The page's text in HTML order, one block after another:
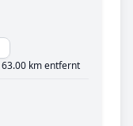
63.00 km entfernt